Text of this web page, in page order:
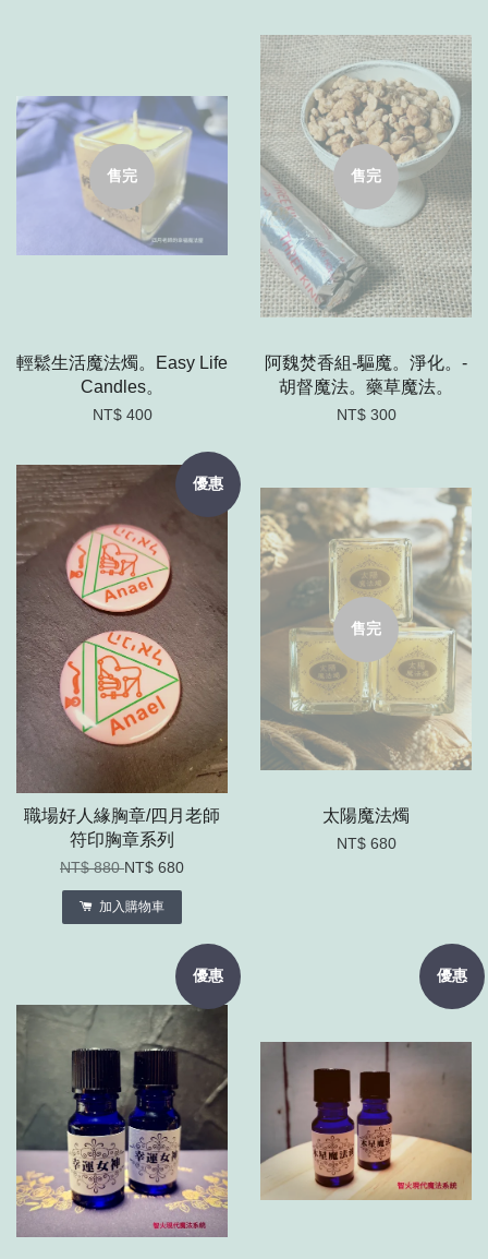
售完
輕鬆生活魔法燭。Easy Life
Candles。
NT$ 400
售完
阿魏焚香組-驅魔。淨化。-
胡督魔法。藥草魔法。
NT$ 300
優惠
職場好人緣胸章/四月老師
符印胸章系列
NT$ 880NT$ 680
加入購物車
售完
太陽魔法燭
NT$ 680
優惠 優惠